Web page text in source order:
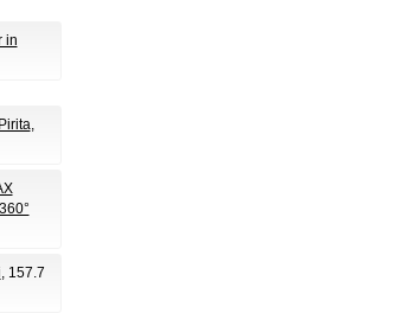
in
,
, 157.7